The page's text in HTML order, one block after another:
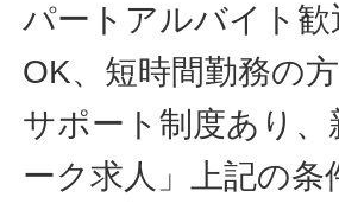
パートアルバイト
OK、短時間勤務の
サポート制度あり
ーク求人」上記の